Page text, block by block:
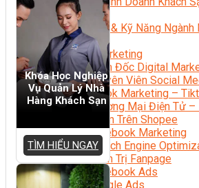
AirBnB
Kiến Thức & Kỹ Năng Ngành
Marketing
Digital Marketing
Giám Đốc Digital
Chuyên Viên Social
Tiktok Marketing –
Thương Mại Điện Tử –
Chiến Trên Shopee
Facebook Marketing
Search Engine
Quản Trị Fanpage
Facebook Ads
Google Ads
Khóa Học Nghiệp
Vụ Quản Lý Nhà
Hàng Khách Sạn
TÌM HIỂU NGAY